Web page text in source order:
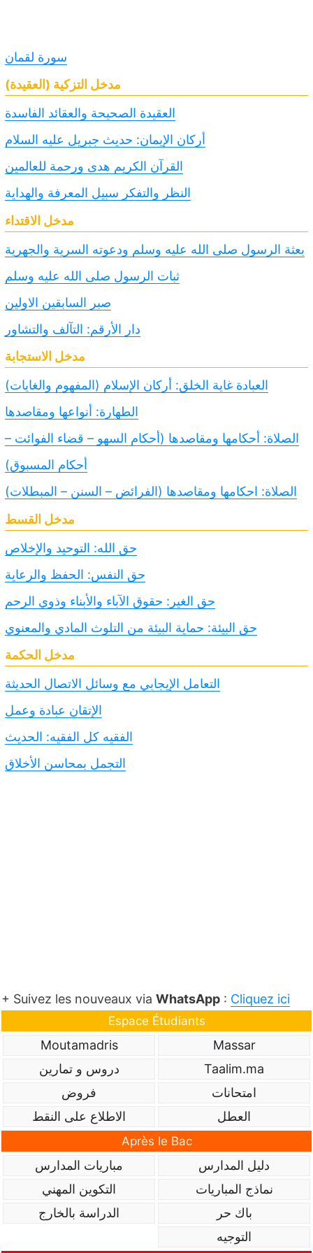
سورة لقمان
مدخل التزكية (العقيدة)
العقيدة الصحيحة والعقائد الفاسدة
أركان الإيمان: حديث جبريل عليه السلام
القرآن الكريم هدى ورحمة للعالمين
النظر والتفكر سبيل المعرفة والهداية
مدخل الاقتداء
بعثة الرسول صلى الله عليه وسلم ودعوته السرية والجهرية
ثبات الرسول صلى الله عليه وسلم
صبر السابقين الاولين
دار الأرقم: التآلف والتشاور
مدخل الاستجابة
العبادة غاية الخلق: أركان الإسلام (المفهوم والغايات)
الطهارة: أنواعها ومقاصدها
الصلاة: أحكامها ومقاصدها (أحكام السهو – قضاء الفوائت –
أحكام المسبوق)
الصلاة: احكامها ومقاصدها (الفرائض – السنن – المبطلات)
مدخل القسط
حق الله: التوحيد والإخلاص
حق النفس: الحفظ والرعاية
حق الغير: حقوق الآباء والأبناء وذوي الرحم
حق البيئة: حماية البيئة من التلوث المادي والمعنوي
مدخل الحكمة
التعامل الإيجابي مع وسائل الاتصال الحديثة
الإتقان عبادة وعمل
الفقيه كل الفقيه: الحديث
التجمل بمحاسن الأخلاق
+ Suivez les nouveaux via WhatsApp : Cliquez ici
Espace Étudiants
Massar
Moutamadris
Taalim.ma
دروس و تمارين
امتحانات
فروض
العطل
الاطلاع على النقط
Après le Bac
دليل المدارس
مباريات المدارس
نماذج المباريات
التكوين المهني
باك حر
الدراسة بالخارج
التوجيه